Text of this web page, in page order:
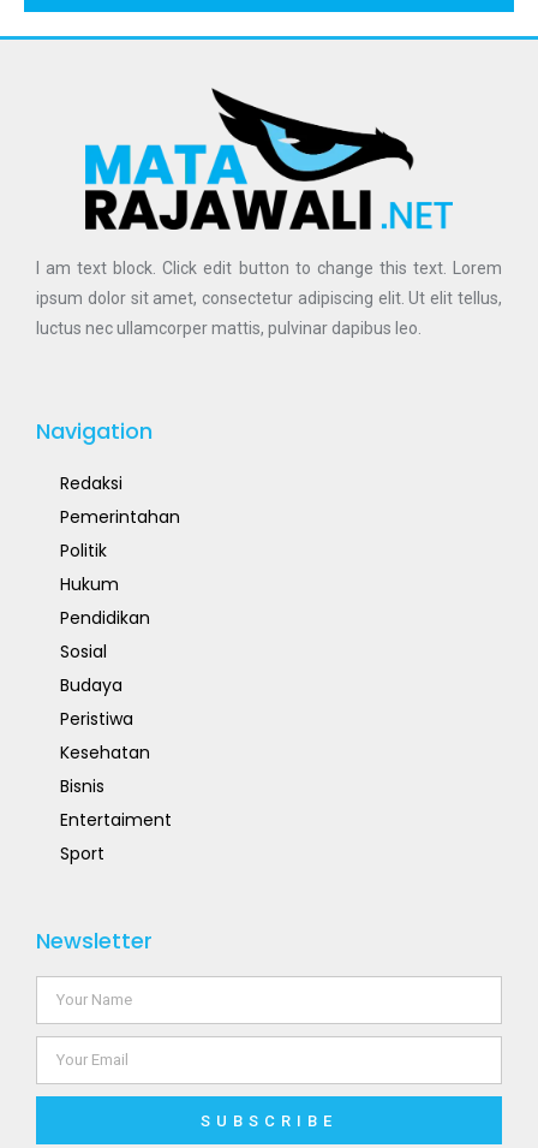
I am text block. Click edit button to change this text. Lorem
ipsum dolor sit amet, consectetur adipiscing elit. Ut elit tellus,
luctus nec ullamcorper mattis, pulvinar dapibus leo.
Navigation
Redaksi
Pemerintahan
Politik
Hukum
Pendidikan
Sosial
Budaya
Peristiwa
Kesehatan
Bisnis
Entertaiment
Sport
Newsletter
SUBSCRIBE